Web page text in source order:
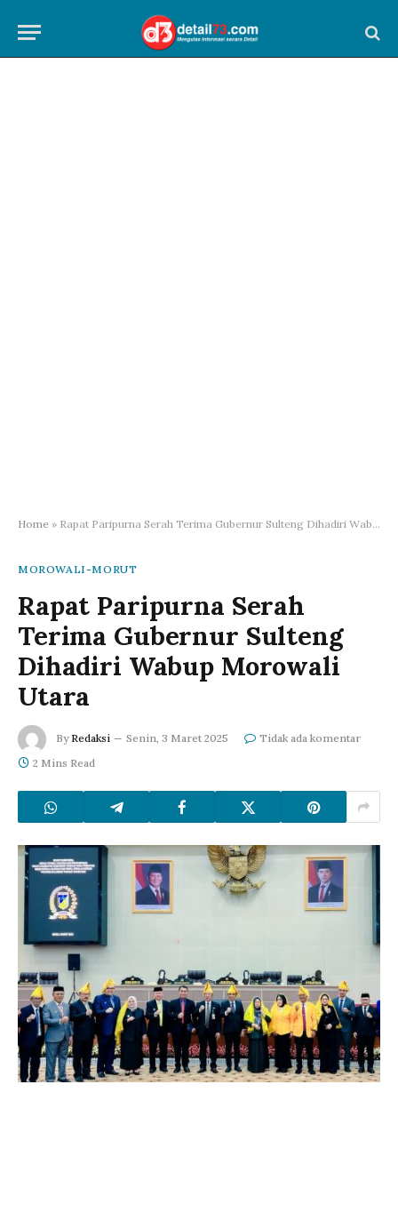
Home » Rapat Paripurna Serah Terima Gubernur Sulteng Dihadiri Wabup Morowali Utara
MOROWALI-MORUT
Rapat Paripurna Serah
Terima Gubernur Sulteng
Dihadiri Wabup Morowali
Utara
By Redaksi Senin, 3 Maret 2025
Tidak ada komentar
2 Mins Read